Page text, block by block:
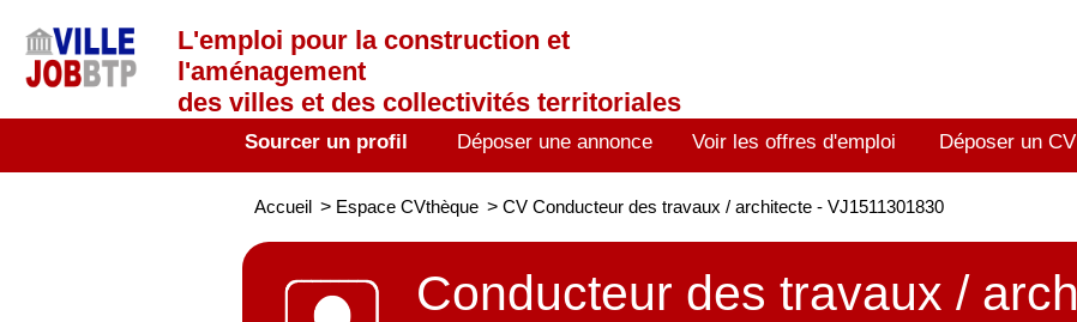
L'emploi pour la construction et
l'aménagement
des villes et des collectivités territoriales
Sourcer un profil Déposer une annonce Voir les offres d'emploi Déposer un CV
Accueil > Espace CVthèque > CV Conducteur des travaux / architecte - VJ1511301830
Conducteur des travaux /